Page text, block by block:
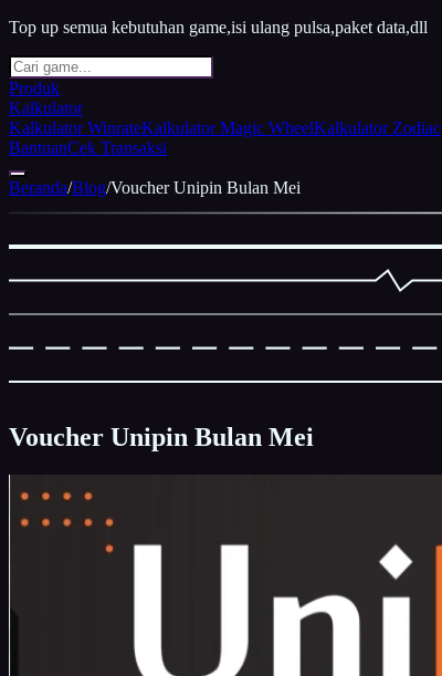
Top up semua kebutuhan game,isi ulang pulsa,paket data,dll
Produk
Kalkulator
Kalkulator WinrateKalkulator Magic WheelKalkulator Zodiac
BantuanCek Transaksi
Beranda/Blog/Voucher Unipin Bulan Mei
Voucher Unipin Bulan Mei